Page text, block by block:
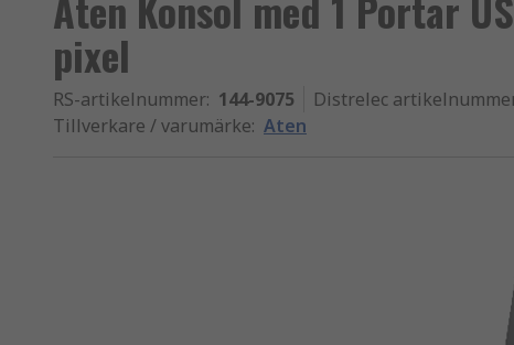
pixel
RS-artikelnummer: 144-9075 Distrelec
Tillverkare / varumärke: Aten